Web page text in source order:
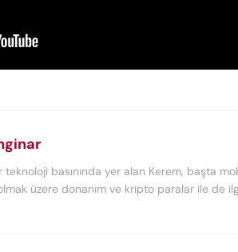
teknoloji basınında yer alan Kerem, başta
üzere donanım ve kripto paralar ile de